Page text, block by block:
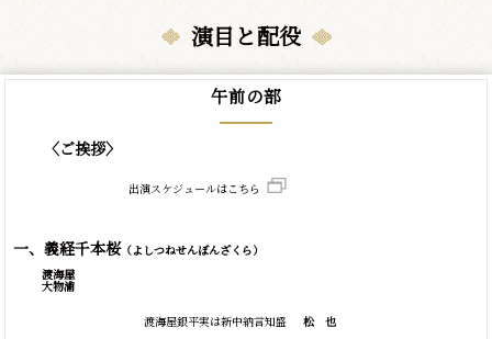
演目と配役
午前の部
〈ご挨拶〉
出演スケジュールはこちら
一、義経千本桜（よしつねせんぼんざくら）
渡海屋
大物浦
渡海屋銀平実は新中納言知盛
松
也